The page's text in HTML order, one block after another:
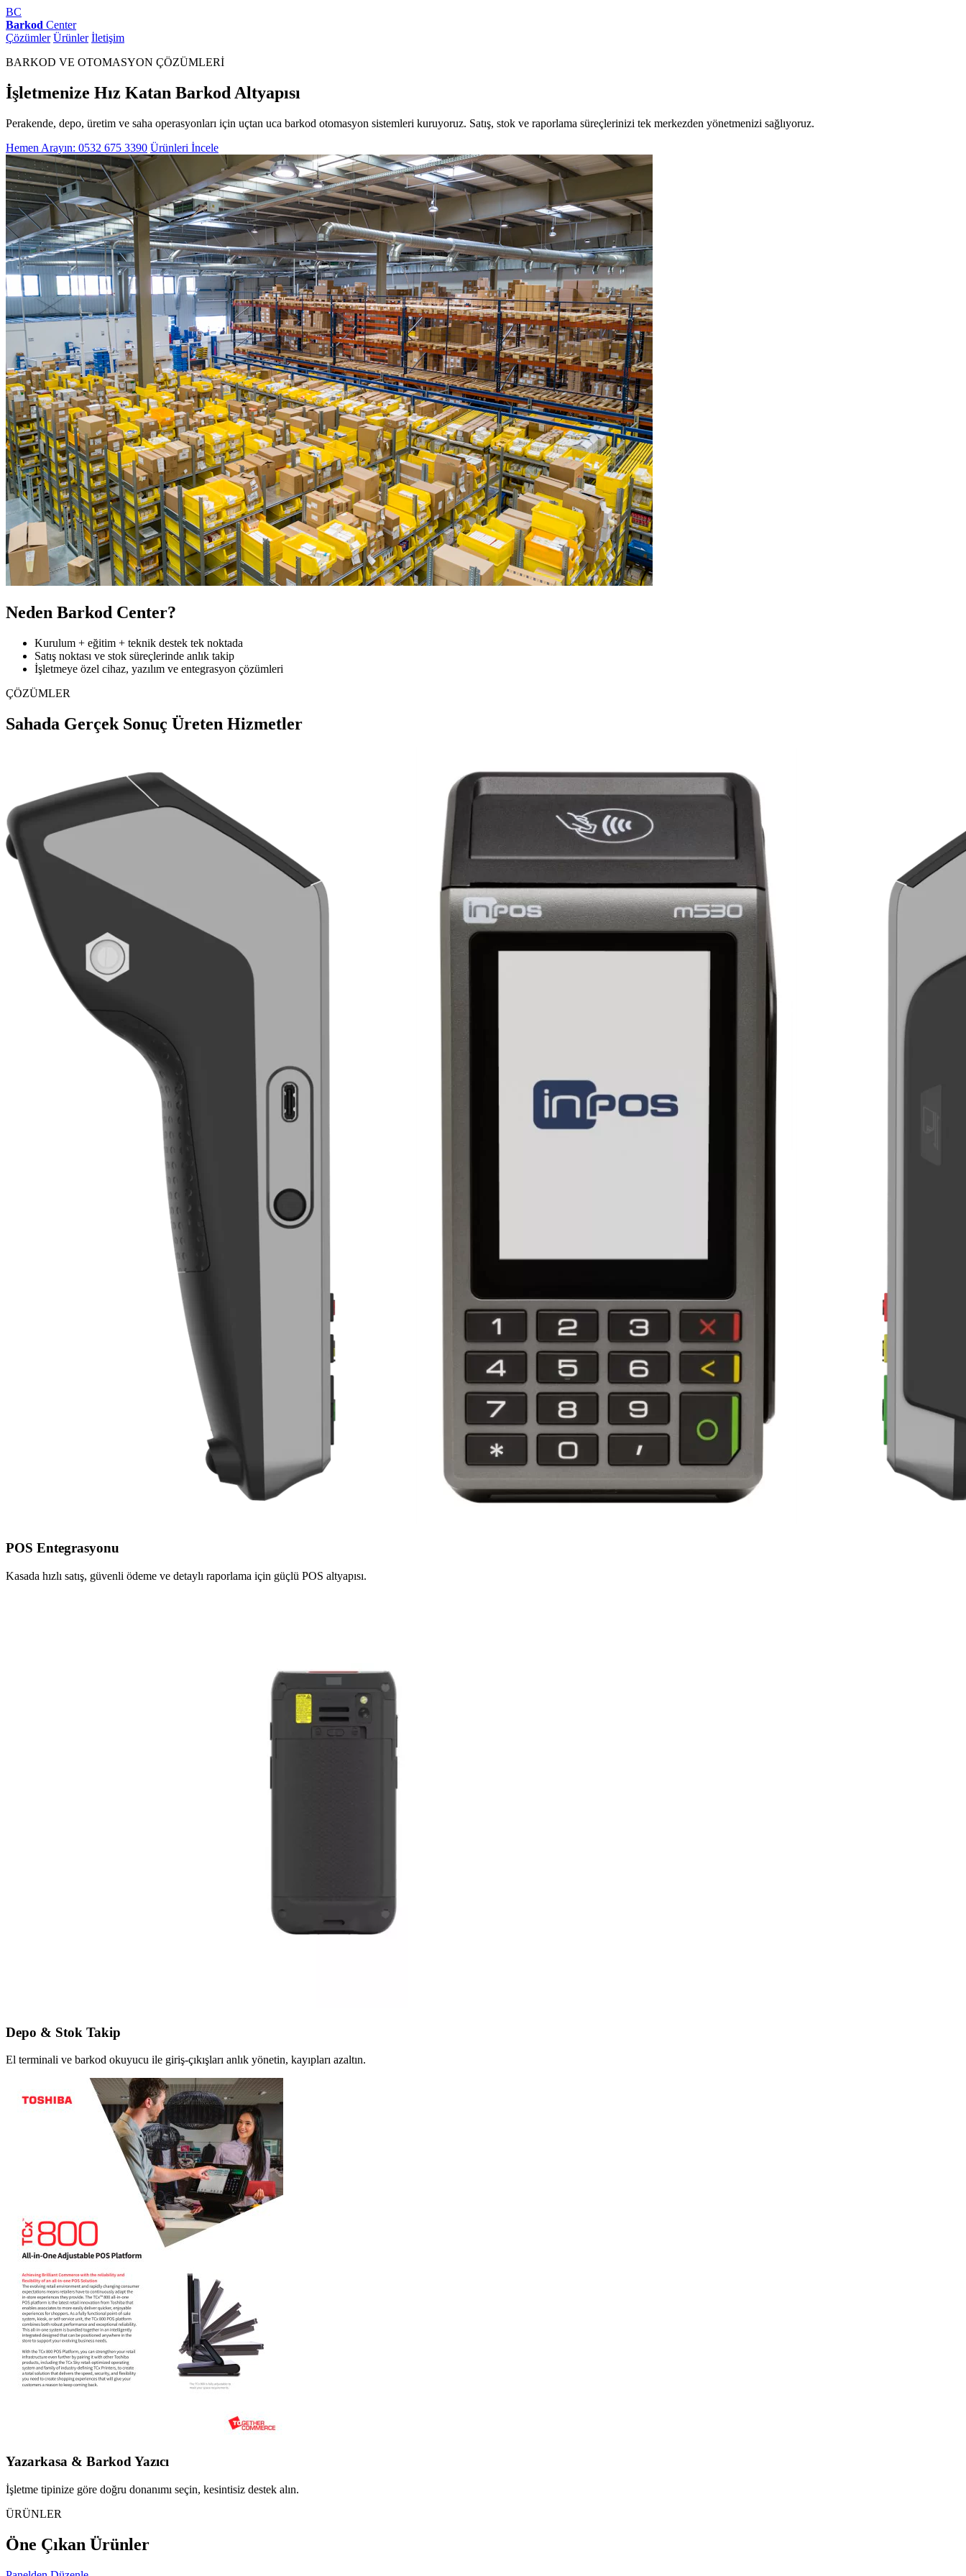
BC
Barkod Center
Çözümler Ürünler İletişim
BARKOD VE OTOMASYON ÇÖZÜMLERİ
İşletmenize Hız Katan Barkod Altyapısı
Perakende, depo, üretim ve saha operasyonları için uçtan uca barkod otomasyon sistemleri kuruyoruz. Satış, stok ve raporlama süreçlerinizi tek merkezden yönetmenizi sağlıyoruz.
Hemen Arayın: 0532 675 3390 Ürünleri İncele
Neden Barkod Center?
Kurulum + eğitim + teknik destek tek noktada
Satış noktası ve stok süreçlerinde anlık takip
İşletmeye özel cihaz, yazılım ve entegrasyon çözümleri
ÇÖZÜMLER
Sahada Gerçek Sonuç Üreten Hizmetler
POS Entegrasyonu
Kasada hızlı satış, güvenli ödeme ve detaylı raporlama için güçlü POS altyapısı.
Depo & Stok Takip
El terminali ve barkod okuyucu ile giriş-çıkışları anlık yönetin, kayıpları azaltın.
Yazarkasa & Barkod Yazıcı
İşletme tipinize göre doğru donanımı seçin, kesintisiz destek alın.
ÜRÜNLER
Öne Çıkan Ürünler